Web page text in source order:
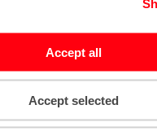
Accept all
Accept selected
afdekraam hoekig 1v f-
2CKA001754A4414
Niet voorraadhoudend -
Installatieschakelaar
schakelen schak wis/wis